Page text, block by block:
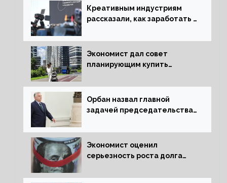
Креативным индустриям
рассказали, как заработать 2
экономики
Экономист дал совет
планирующим купить
Орбан назвал главной
задачей председательства
за мир
Экономист оценил
серьезность роста долга